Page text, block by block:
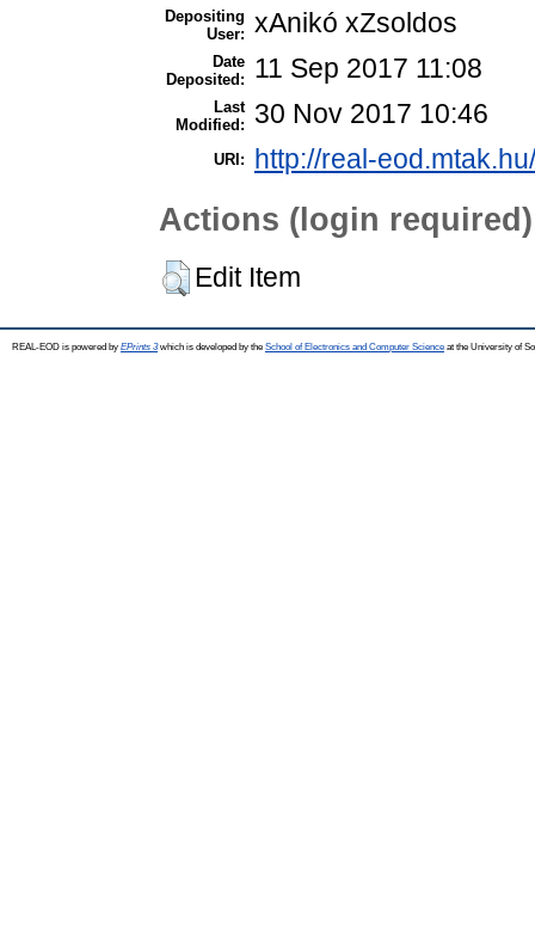
Depositing
User: xAnikó xZsoldos
Date
Deposited:
11 Sep 2017 11:08
Last
Modified:
30 Nov 2017 10:46
URI: http://real-
Actions (login required)
Edit Item
REAL-EOD is powered by EPrints 3which is developed by the School of Electronics and Computer Science at the University of